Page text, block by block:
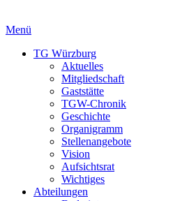
Menü
TG Würzburg
Aktuelles
Mitgliedschaft
Gaststätte
TGW-Chronik
Geschichte
Organigramm
Stellenangebote
Vision
Aufsichtsrat
Wichtiges
Abteilungen